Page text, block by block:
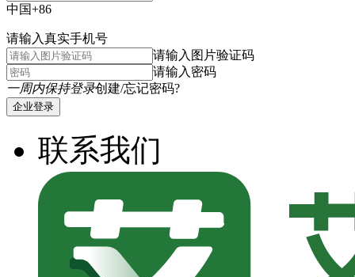
中国+86
请输入真实手机号
请输入图片验证码
请输入密码
一周内保持登录创建/忘记密码?
企业登录
联系我们